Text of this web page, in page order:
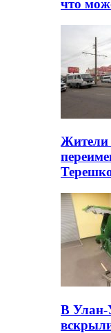
что
Жители
В Улан-